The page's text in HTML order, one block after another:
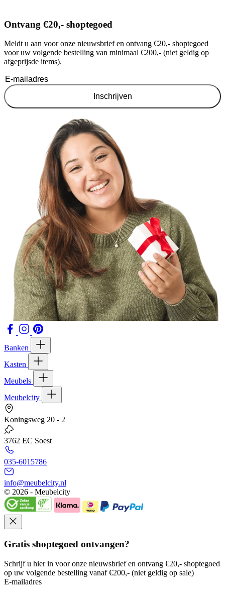
Ontvang €20,- shoptegoed
Meldt u aan voor onze nieuwsbrief en ontvang €20,- shoptegoed
voor uw volgende bestelling van minimaal €200,- (niet geldig op
afgeprijsde items).
Inschrijven
Banken
Kasten
Meubels
Meubelcity
Koningsweg 20 - 2
3762 EC Soest
035-6015786
info@meubelcity.nl
© 2026 - Meubelcity
Gratis shoptegoed ontvangen?
Schrijf u hier in voor onze nieuwsbrief en ontvang €20,- shoptegoed
op uw volgende bestelling vanaf €200,- (niet geldig op sale)
E-mailadres